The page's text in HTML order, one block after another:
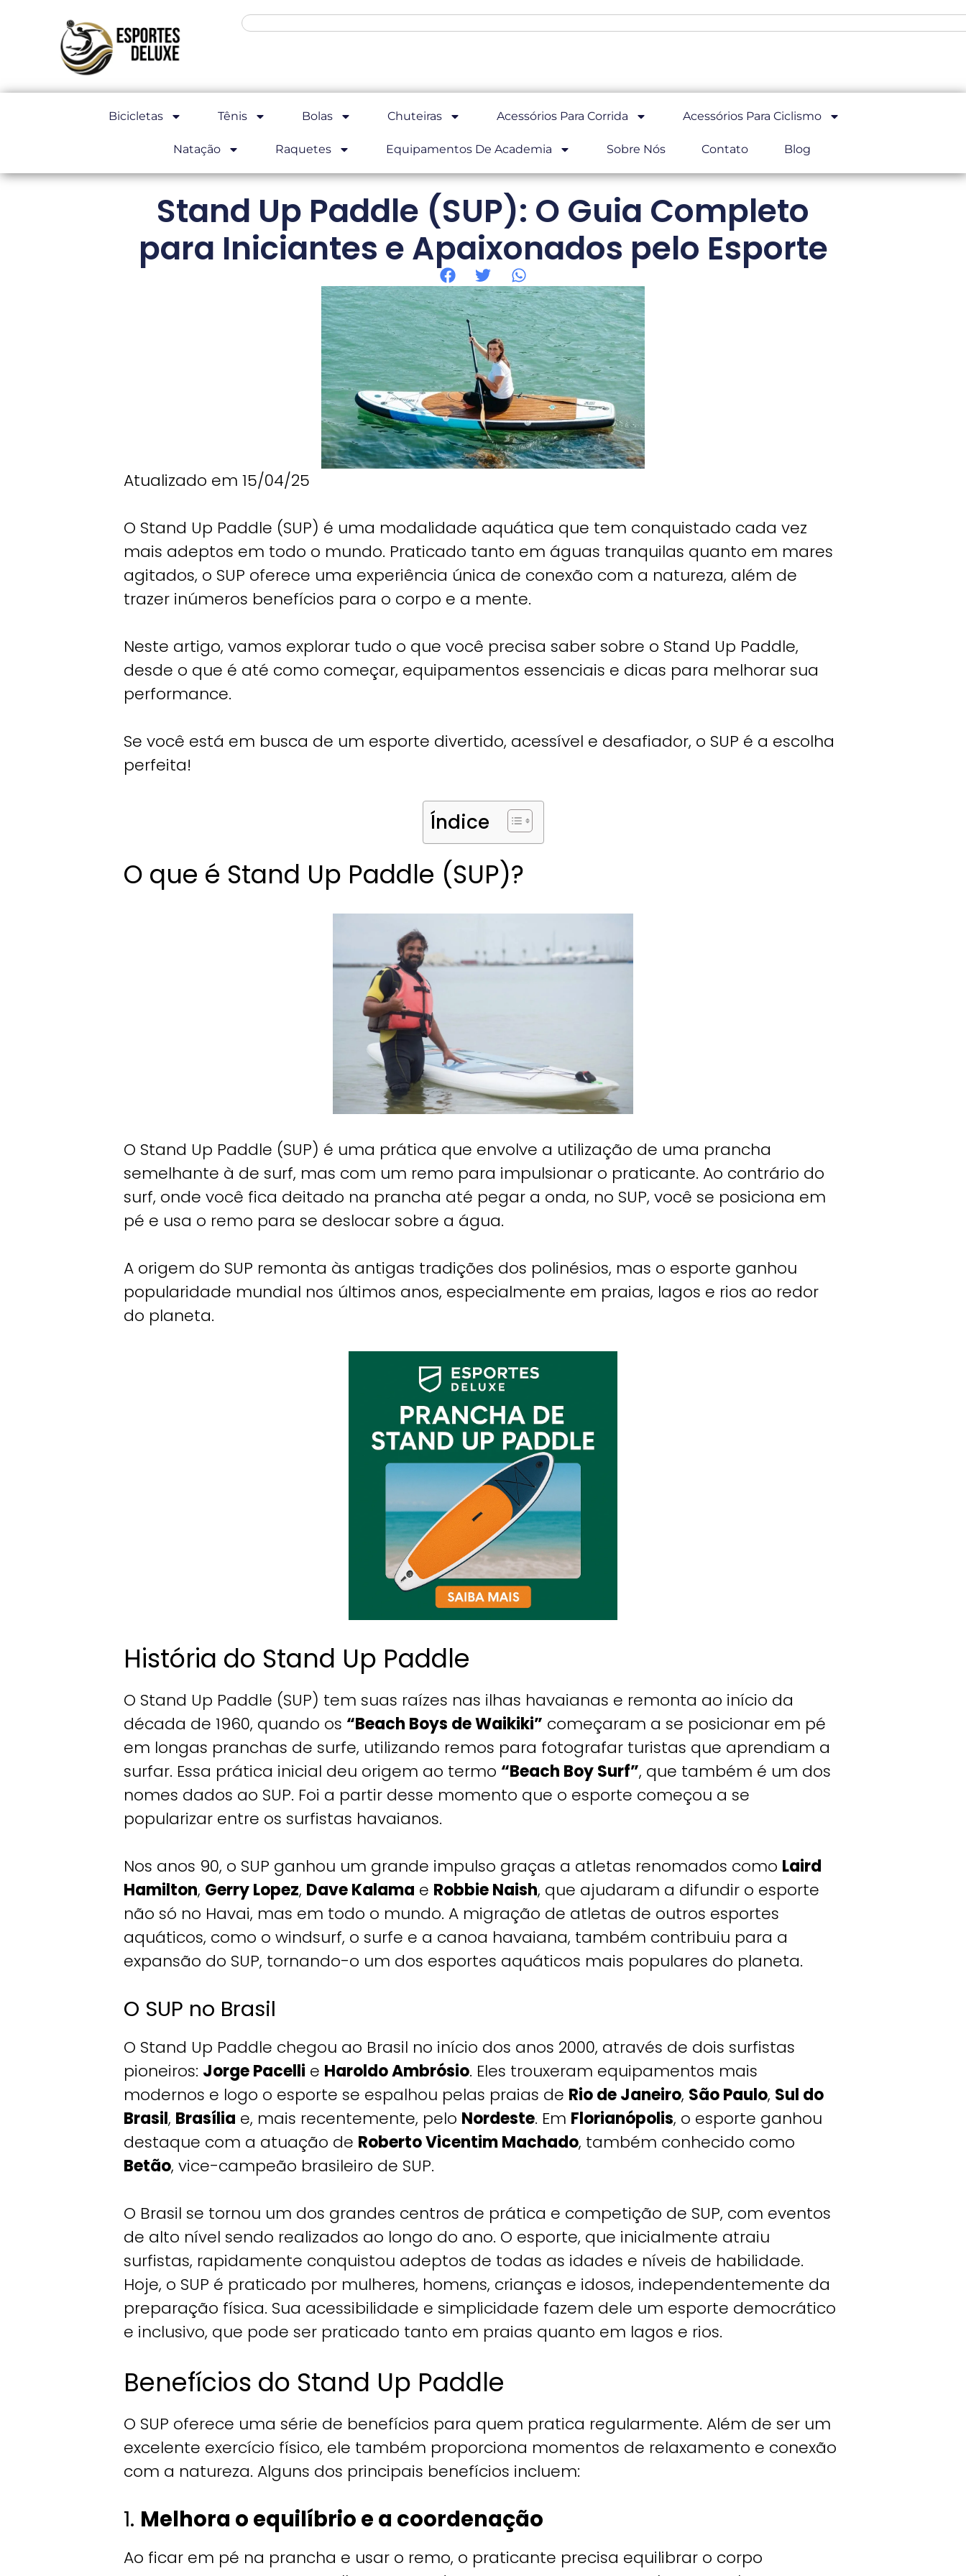
Bicicletas Tênis Bolas Chuteiras Acessórios Para Corrida Acessórios Para Ciclismo
Natação Raquetes Equipamentos De Academia Sobre Nós Contato Blog
Stand Up Paddle (SUP): O Guia Completo
para Iniciantes e Apaixonados pelo Esporte
Home Blog Stand Up Paddle
Atualizado em 15/04/25
O Stand Up Paddle (SUP) é uma modalidade aquática que tem conquistado cada vez
mais adeptos em todo o mundo. Praticado tanto em águas tranquilas quanto em mares
agitados, o SUP oferece uma experiência única de conexão com a natureza, além de
trazer inúmeros benefícios para o corpo e a mente.
Neste artigo, vamos explorar tudo o que você precisa saber sobre o Stand Up Paddle,
desde o que é até como começar, equipamentos essenciais e dicas para melhorar sua
performance.
Se você está em busca de um esporte divertido, acessível e desafiador, o SUP é a escolha
perfeita!
Índice
O que é Stand Up Paddle (SUP)?
O Stand Up Paddle (SUP) é uma prática que envolve a utilização de uma prancha
semelhante à de surf, mas com um remo para impulsionar o praticante. Ao contrário do
surf, onde você fica deitado na prancha até pegar a onda, no SUP, você se posiciona em
pé e usa o remo para se deslocar sobre a água.
A origem do SUP remonta às antigas tradições dos polinésios, mas o esporte ganhou
popularidade mundial nos últimos anos, especialmente em praias, lagos e rios ao redor
do planeta.
História do Stand Up Paddle
O Stand Up Paddle (SUP) tem suas raízes nas ilhas havaianas e remonta ao início da
década de 1960, quando os “Beach Boys de Waikiki” começaram a se posicionar em pé
em longas pranchas de surfe, utilizando remos para fotografar turistas que aprendiam a
surfar. Essa prática inicial deu origem ao termo “Beach Boy Surf”, que também é um dos
nomes dados ao SUP. Foi a partir desse momento que o esporte começou a se
popularizar entre os surfistas havaianos.
Nos anos 90, o SUP ganhou um grande impulso graças a atletas renomados como Laird
Hamilton, Gerry Lopez, Dave Kalama e Robbie Naish, que ajudaram a difundir o esporte
não só no Havai, mas em todo o mundo. A migração de atletas de outros esportes
aquáticos, como o windsurf, o surfe e a canoa havaiana, também contribuiu para a
expansão do SUP, tornando-o um dos esportes aquáticos mais populares do planeta.
O SUP no Brasil
O Stand Up Paddle chegou ao Brasil no início dos anos 2000, através de dois surfistas
pioneiros: Jorge Pacelli e Haroldo Ambrósio. Eles trouxeram equipamentos mais
modernos e logo o esporte se espalhou pelas praias de Rio de Janeiro, São Paulo, Sul do
Brasil, Brasília e, mais recentemente, pelo Nordeste. Em Florianópolis, o esporte ganhou
destaque com a atuação de Roberto Vicentim Machado, também conhecido como
Betão, vice-campeão brasileiro de SUP.
O Brasil se tornou um dos grandes centros de prática e competição de SUP, com eventos
de alto nível sendo realizados ao longo do ano. O esporte, que inicialmente atraiu
surfistas, rapidamente conquistou adeptos de todas as idades e níveis de habilidade.
Hoje, o SUP é praticado por mulheres, homens, crianças e idosos, independentemente da
preparação física. Sua acessibilidade e simplicidade fazem dele um esporte democrático
e inclusivo, que pode ser praticado tanto em praias quanto em lagos e rios.
Benefícios do Stand Up Paddle
O SUP oferece uma série de benefícios para quem pratica regularmente. Além de ser um
excelente exercício físico, ele também proporciona momentos de relaxamento e conexão
com a natureza. Alguns dos principais benefícios incluem:
1. Melhora o equilíbrio e a coordenação
Ao ficar em pé na prancha e usar o remo, o praticante precisa equilibrar o corpo